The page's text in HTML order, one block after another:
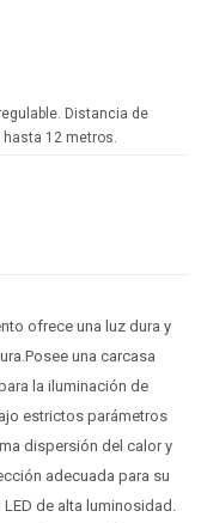
Distancia de
12 metros.
ofrece una luz dura y
una carcasa
la iluminación de
estrictos parámetros
dispersión del calor y
adecuada para su
de alta luminosidad.